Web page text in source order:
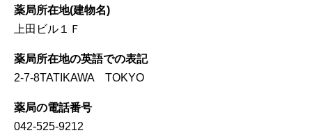
薬局所在地(建物名)
上田ビル１Ｆ
薬局所在地の英語での表記
2-7-8TATIKAWA TOKYO
薬局の電話番号
042-525-9212